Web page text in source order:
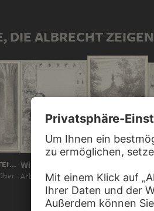
DIE ALBRECHT ZEIGEN
WILHELM STEINHAUSEN
Abt Albrecht überrascht Diether beim Malen Arbeit und Leben im Kloster Maulbronn Diethers Aufbruch nach Speyer